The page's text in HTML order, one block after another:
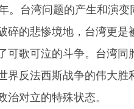
台湾问题的产生和演变
碎的悲惨境地，台湾更
可歌可泣的斗争。台湾
界反法西斯战争的伟大
对立的特殊状态。